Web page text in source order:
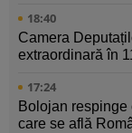
18:40
Camera
extraordinară în
17:24
Bolojan
care se află